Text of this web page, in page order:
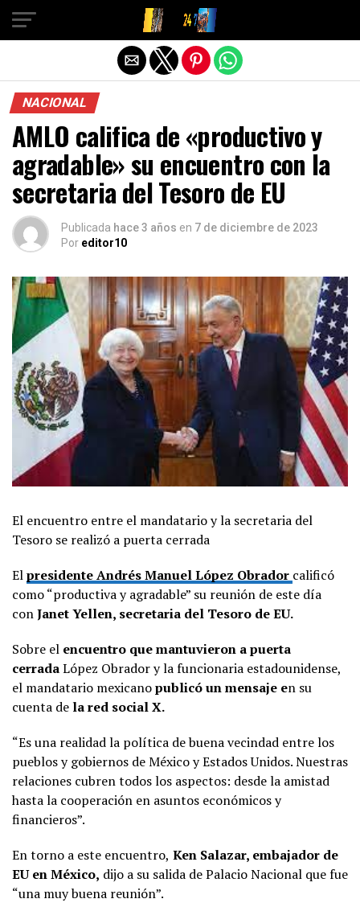
NACIONAL
AMLO califica de «productivo y
agradable» su encuentro con la
secretaria del Tesoro de EU
Publicada hace 3 años en 7 de diciembre de 2023
Por editor10
El encuentro entre el mandatario y la secretaria del
Tesoro se realizó a puerta cerrada
Elpresidente Andrés Manuel López Obrador calificó
como “productiva y agradable” su reunión de este día
conJanet Yellen, secretaria del Tesoro de EU.
Sobre el encuentro que mantuvieron a puerta
cerradaLópez Obrador y la funcionaria estadounidense,
el mandatario mexicanopublicó un mensaje en su
cuenta de la red social X.
“Es una realidad la política de buena vecindad entre los
pueblos y gobiernos de México y Estados Unidos. Nuestras
relaciones cubren todos los aspectos: desde la amistad
hasta la cooperación en asuntos económicos y
financieros”.
En torno a este encuentro, Ken Salazar, embajador de
EU en México, dijo a su salida de Palacio Nacional que fue
“una muy buena reunión”.
Salir de la versión móvil